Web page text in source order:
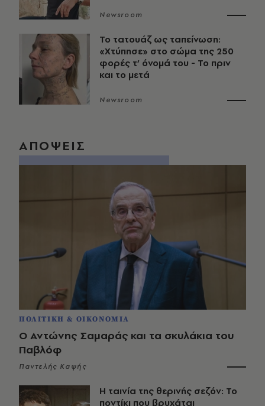
Newsroom
Το τατουάζ ως ταπείνωση:
«Χτύπησε» στο σώμα της 250
φορές τ’ όνομά του - Το πριν
και το μετά
Newsroom
ΑΠΟΨΕΙΣ
ΠΟΛΙΤΙΚΗ & ΟΙΚΟΝΟΜΙΑ
Ο Αντώνης Σαμαράς και τα σκυλάκια του
Παβλόφ
Παντελής Καψής
Η ταινία της θερινής σεζόν: Το
ποντίκι που βρυχάται